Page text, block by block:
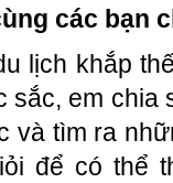
các bạn
lịch khắp
em chia
và tìm ra
để có thể